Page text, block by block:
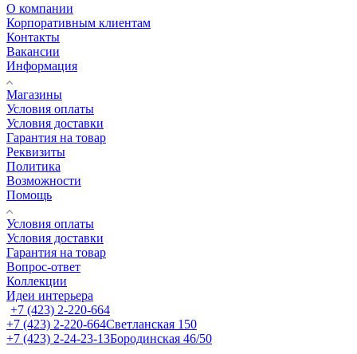
О компании
Корпоративным клиентам
Контакты
Вакансии
Информация
Магазины
Условия оплаты
Условия доставки
Гарантия на товар
Реквизиты
Политика
Возможности
Помощь
Условия оплаты
Условия доставки
Гарантия на товар
Вопрос-ответ
Коллекции
Идеи интерьера
+7 (423) 2-220-664
+7 (423) 2-220-664Светланская 150
+7 (423) 2-24-23-13Бородинская 46/50